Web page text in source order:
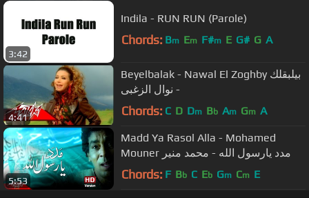
3:42
Indila - RUN RUN (Parole)
Chords: Bm Em F#m E G# G A
4:41
Beyelbalak - Nawal El Zoghby بيلبقلك
- نوال الزغبى
Chords: C D Dm Bb Am Gm A
5:53
Madd Ya Rasol Alla - Mohamed
Mouner مدد يارسول الله - محمد منير
Chords: F Bb C Eb Gm Cm E